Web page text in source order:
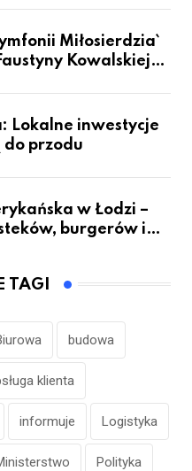
Miłosierdzia`
Kowalskiej
Lokalne inwestycje
przodu
w Łodzi –
burgerów i
TAGI
budowa
klienta
informuje Logistyka
Polityka